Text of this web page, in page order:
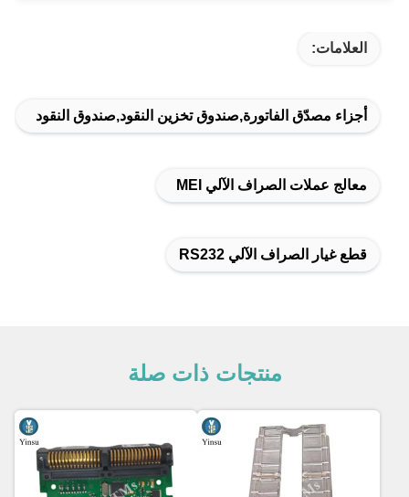
العلامات:
أجزاء مصدّق الفاتورة,صندوق تخزين النقود,صندوق النقود
معالج عملات الصراف الآلي MEI
قطع غيار الصراف الآلي RS232
منتجات ذات صلة